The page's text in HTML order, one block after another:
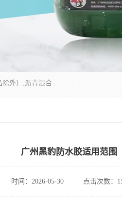
经营范围包括防水嵌缝密封条（带）制造;合成橡胶制造（监控化学品、危险化学品除外）;沥青混合物制造;防水胶粘带制造;其他合成材料制造（监控化学品、危险化学品除外）;涂料制造（监控化学品、危险化学品除外）;建筑结构防水补漏;防水建筑材料制造;粘合剂制造（监控化学品、危险化学品除外）;涂料零售;广州新力防水材料有限公司具有1处分支机构。
广州黑豹防水胶适用范围
时间：2026-05-30 点击次数：